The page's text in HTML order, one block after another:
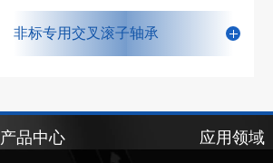
非标专用交叉滚子轴承
产品中心 应用领域